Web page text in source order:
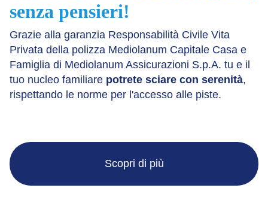
senza pensieri!
Grazie alla garanzia Responsabilità Civile Vita
Privata della polizza Mediolanum Capitale Casa e
Famiglia di Mediolanum Assicurazioni S.p.A. tu e il
tuo nucleo familiare potrete sciare con serenità,
rispettando le norme per l'accesso alle piste.
Scopri di più